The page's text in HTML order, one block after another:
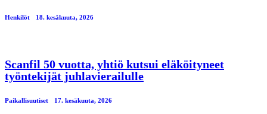
Henkilöt 18. kesäkuuta, 2026
Scanfil 50 vuotta, yhtiö kutsui eläköityneet
työntekijät juhlavierailulle
Paikallisuutiset 17. kesäkuuta, 2026